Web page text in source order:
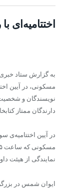
اختتامیه‌ای
به گزارش ستاد
مسکونی، در آیین
نویسندگان و
دارندگان ممتاز
در آیین اختتامیه‌ی
نمایندگی از هیئت
ایوان شمس در